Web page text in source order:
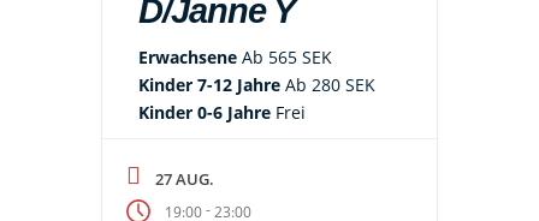
D/Janne Y
Erwachsene Ab 565 SEK
Kinder 7-12 Jahre Ab 280 SEK
Kinder 0-6 Jahre Frei
27 AUG.
19:00- 23:00